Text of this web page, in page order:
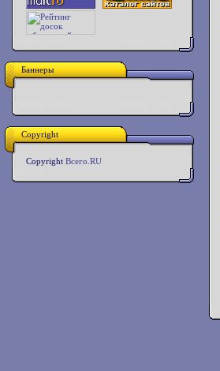
Баннеры
Copyright
Copyright Всего.RU